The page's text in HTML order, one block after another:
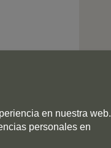
en nuestra web.
personales en